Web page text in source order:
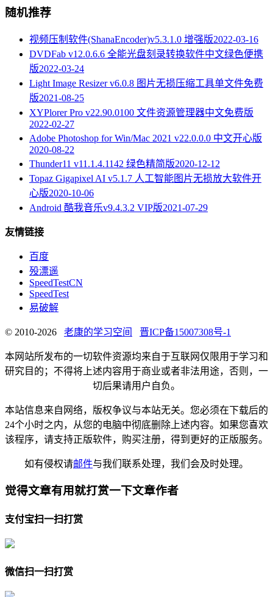
随机推荐
视频压制软件(ShanaEncoder)v5.3.1.0 增强版2022-03-16
DVDFab v12.0.6.6 全能光盘刻录转换软件中文绿色便携
版2022-03-24
Light Image Resizer v6.0.8 图片无损压缩工具单文件免费
版2021-08-25
XYPlorer Pro v22.90.0100 文件资源管理器中文免费版
2022-02-27
Adobe Photoshop for Win/Mac 2021 v22.0.0.0 中文开心版
2020-08-22
Thunder11 v11.1.4.1142 绿色精简版2020-12-12
Topaz Gigapixel AI v5.1.7 人工智能图片无损放大软件开
心版2020-10-06
Android 酷我音乐v9.4.3.2 VIP版2021-07-29
友情链接
百度
殁漂遥
SpeedTestCN
SpeedTest
易破解
© 2010-2026 老康的学习空间 晋ICP备15007308号-1
本网站所发布的一切软件资源均来自于互联网仅限用于学习和
研究目的；不得将上述内容用于商业或者非法用途，否则，一
切后果请用户自负。
本站信息来自网络，版权争议与本站无关。您必须在下载后的
24个小时之内，从您的电脑中彻底删除上述内容。如果您喜欢
该程序，请支持正版软件，购买注册，得到更好的正版服务。
如有侵权请邮件与我们联系处理，我们会及时处理。
觉得文章有用就打赏一下文章作者
支付宝扫一扫打赏
微信扫一扫打赏